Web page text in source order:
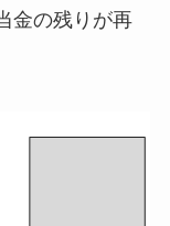
金の残りが再